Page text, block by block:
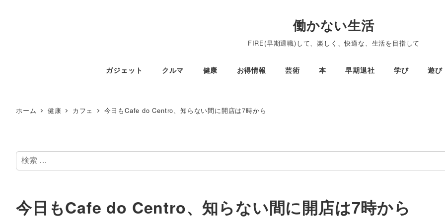
働かない生活
FIRE(早期退職)して、楽しく、快適な、生活を目指して
ガジェット クルマ 健康 お得情報 芸術 本 早期退社 学び 遊び
ホーム 健康 カフェ 今日もCafe do Centro、知らない間に開店は7時から
検
索
今日もCafe do Centro、知らない間に開店は7時から